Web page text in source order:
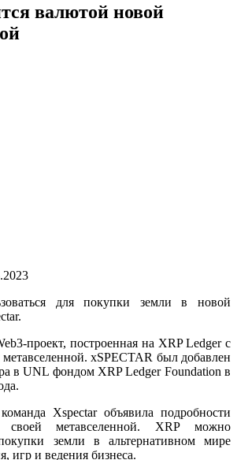
валютой новой
для покупки земли в новой
проект, построенная на XRP Ledger с
xSPECTAR был добавлен
в UNL фондом XRP Ledger Foundation в
команда Xspectar объявила подробности
своей метавселенной. XRP можно
земли в альтернативном мире
игр и ведения бизнеса.